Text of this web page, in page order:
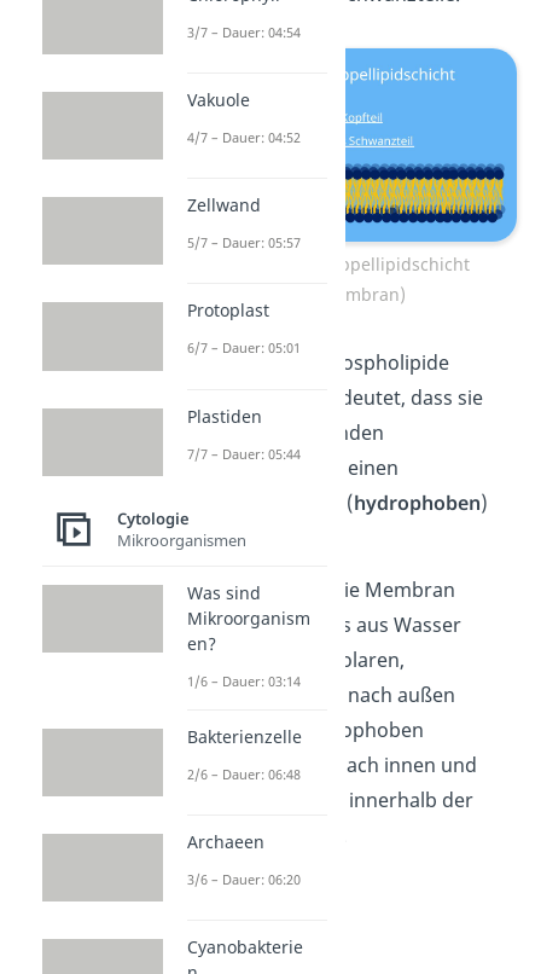
Aufbau der Doppellipidschicht
(Zellmembran)
Insgesamt sind Phospholipide
. Das bedeutet, dass sie
einen wasserliebenden
hydrophilen) und einen
wassermeidenden (hydrophoben)
Teil besitzen.
Da der Raum um die Membran
herum größtenteils aus Wasser
besteht, sind die polaren,
hydrophilen Köpfe nach außen
gewandt. Die hydrophoben
Schwänze zeigen nach innen und
machen den Raum innerhalb der
Doppelschicht aus.
3/7 – Dauer: 04:54
Vakuole
4/7 – Dauer: 04:52
Zellwand
5/7 – Dauer: 05:57
Protoplast
6/7 – Dauer: 05:01
Plastiden
7/7 – Dauer: 05:44
Cytologie
Mikroorganismen
Was sind
Mikroorganism
en?
1/6 – Dauer: 03:14
Bakterienzelle
2/6 – Dauer: 06:48
Archaeen
3/6 – Dauer: 06:20
Cyanobakterie